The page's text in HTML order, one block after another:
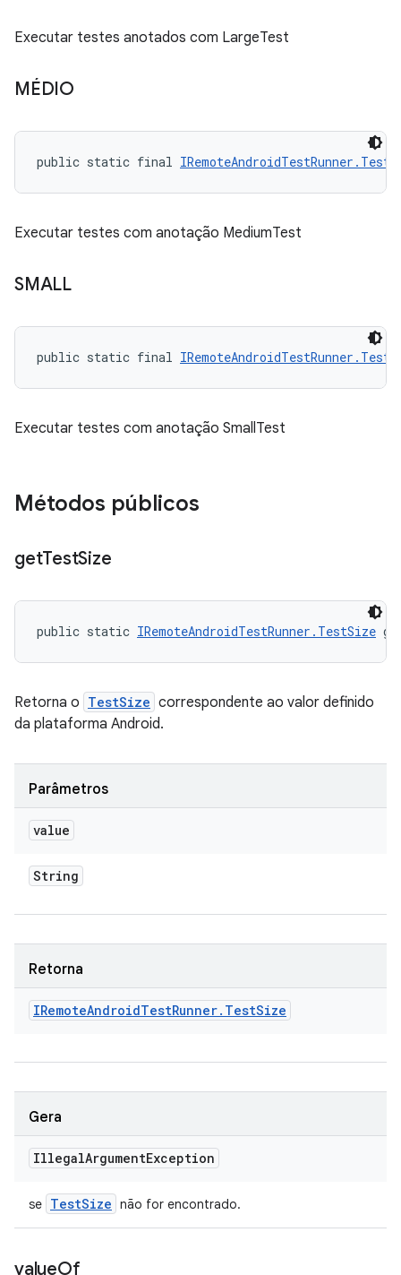
Executar testes anotados com LargeTest
MÉDIO
public static final
Executar testes com anotação MediumTest
SMALL
public static final
Executar testes com anotação SmallTest
Métodos públicos
getTestSize
public static IRemoteAndroidTestRunner.TestSize
Retorna o TestSize correspondente ao valor definido
da plataforma Android.
Parâmetros
value
String
Retorna
IRemoteAndroidTestRunner. TestSize
Gera
IllegalArgumentException
se TestSize não for encontrado.
valueOf